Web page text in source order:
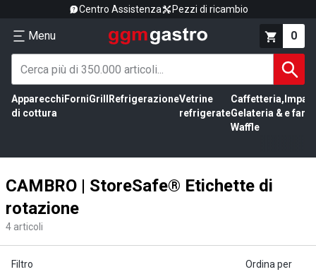
Centro Assistenza Pezzi di ricambio
Menu 0
Apparecchi
di cottura
ForniGrill RefrigerazioneVetrine
refrigerate
Caffetteria,
Gelateria &
Waffle
e
CAMBRO | StoreSafe® Etichette di
rotazione
4 articoli
Filtro Ordina per